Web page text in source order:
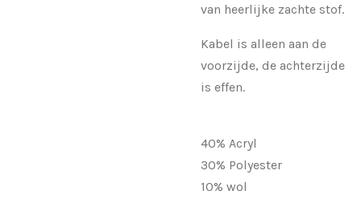
van heerlijke zachte stof.
Kabel is alleen aan de
voorzijde, de achterzijde
is effen.
40% Acryl
30% Polyester
10% wol